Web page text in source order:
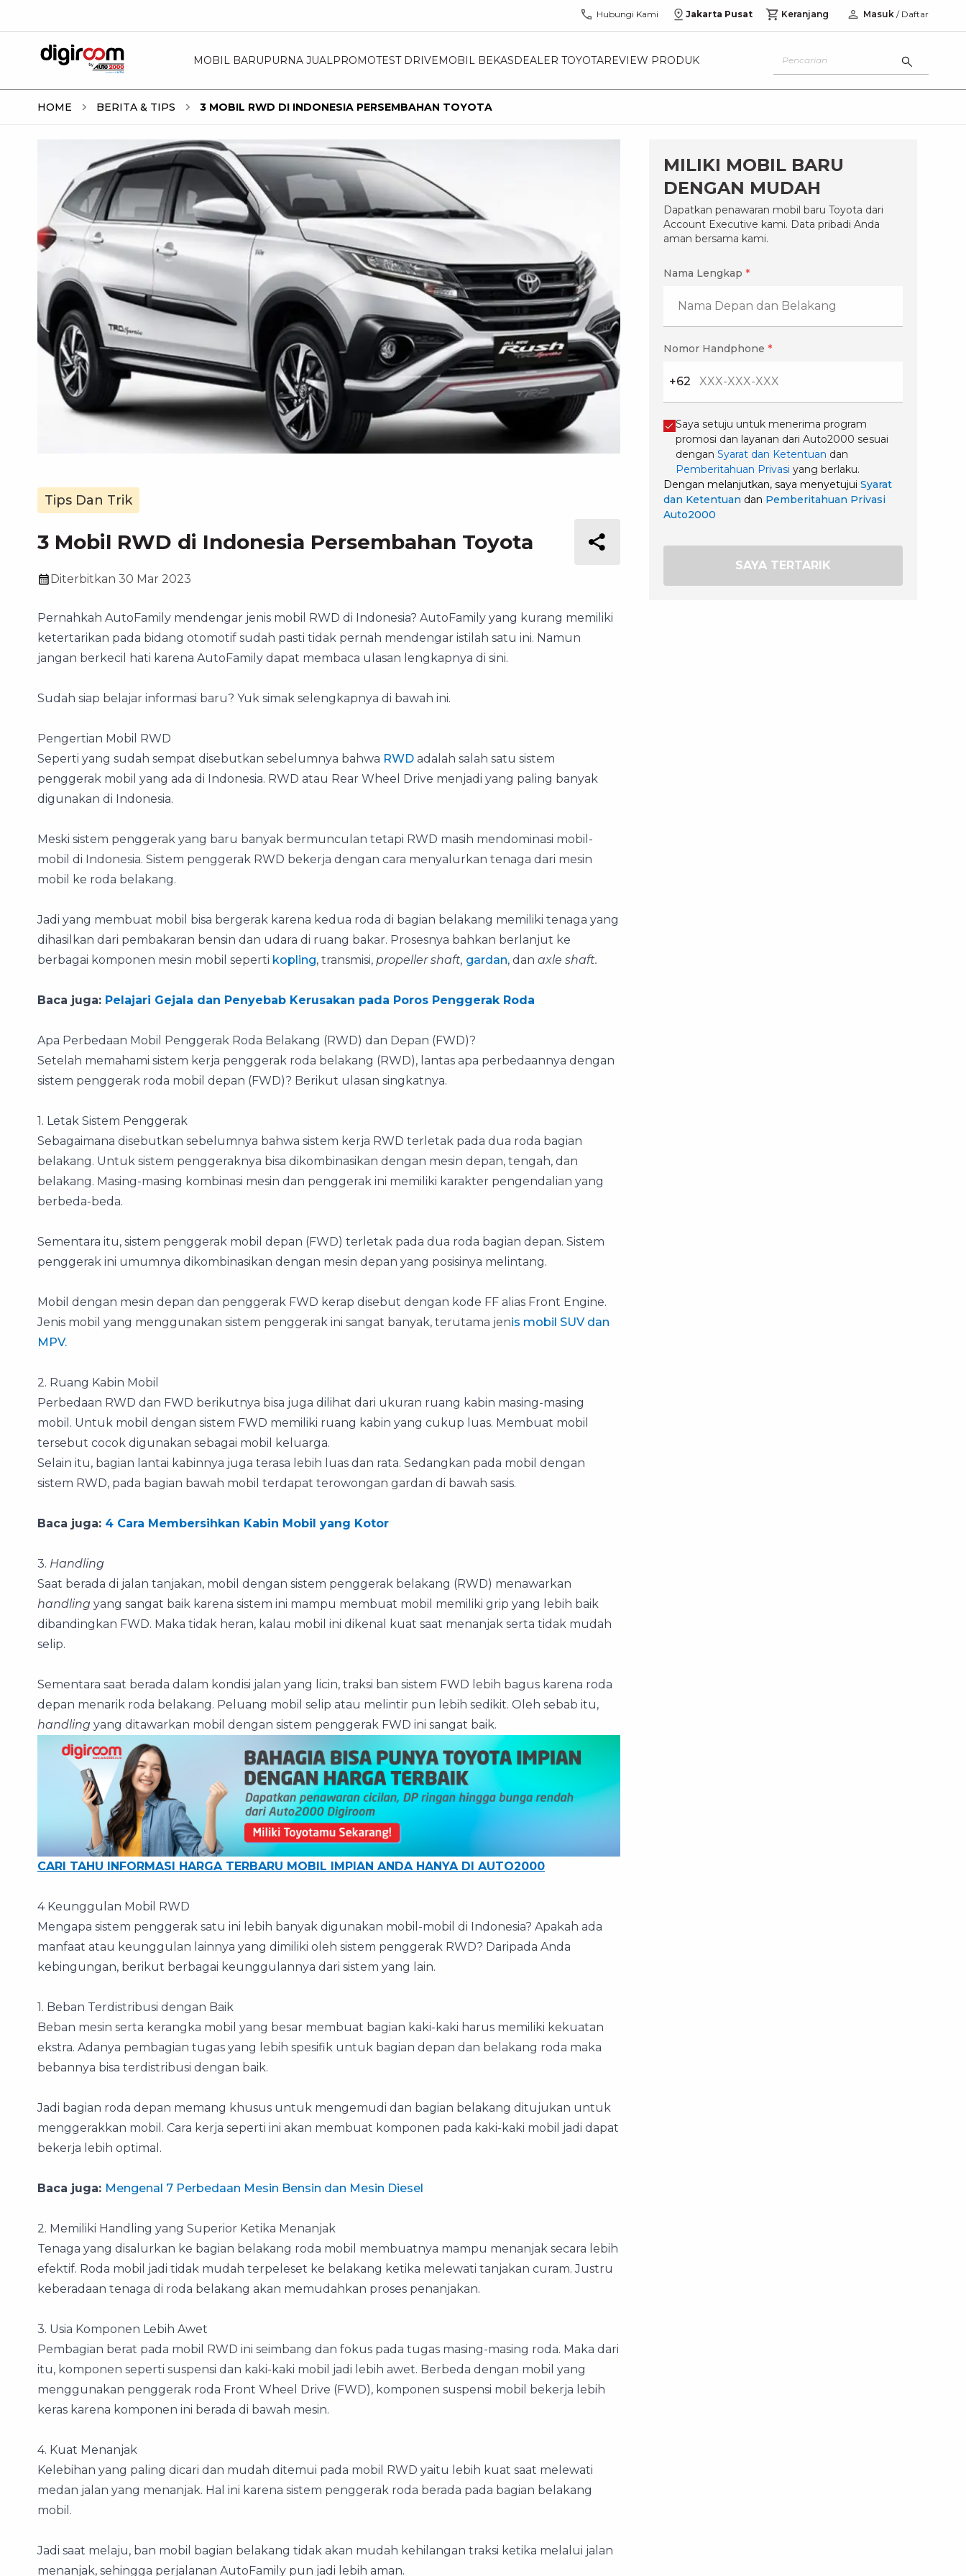
Hubungi Kami Jakarta Pusat Keranjang Masuk / Daftar
MOBIL BARUPURNA JUAL PROMOTEST DRIVEMOBIL BEKASDEALER TOYOTAREVIEW PRODUK
HOME BERITA & TIPS 3 MOBIL RWD DI INDONESIA PERSEMBAHAN TOYOTA
Tips Dan Trik
3 Mobil RWD di Indonesia Persembahan Toyota
Diterbitkan 30 Mar 2023
Pernahkah AutoFamily mendengar jenis mobil RWD di Indonesia? AutoFamily yang kurang memiliki
ketertarikan pada bidang otomotif sudah pasti tidak pernah mendengar istilah satu ini. Namun
jangan berkecil hati karena AutoFamily dapat membaca ulasan lengkapnya di sini.
Sudah siap belajar informasi baru? Yuk simak selengkapnya di bawah ini.
Pengertian Mobil RWD
Seperti yang sudah sempat disebutkan sebelumnya bahwa RWD adalah salah satu sistem
penggerak mobil yang ada di Indonesia. RWD atau Rear Wheel Drive menjadi yang paling banyak
digunakan di Indonesia.
Meski sistem penggerak yang baru banyak bermunculan tetapi RWD masih mendominasi mobil-
mobil di Indonesia. Sistem penggerak RWD bekerja dengan cara menyalurkan tenaga dari mesin
mobil ke roda belakang.
Jadi yang membuat mobil bisa bergerak karena kedua roda di bagian belakang memiliki tenaga yang
dihasilkan dari pembakaran bensin dan udara di ruang bakar. Prosesnya bahkan berlanjut ke
berbagai komponen mesin mobil seperti kopling, transmisi, propeller shaft, gardan, dan axle shaft.
Baca juga: Pelajari Gejala dan Penyebab Kerusakan pada Poros Penggerak Roda
Apa Perbedaan Mobil Penggerak Roda Belakang (RWD) dan Depan (FWD)?
Setelah memahami sistem kerja penggerak roda belakang (RWD), lantas apa perbedaannya dengan
sistem penggerak roda mobil depan (FWD)? Berikut ulasan singkatnya.
1. Letak Sistem Penggerak
Sebagaimana disebutkan sebelumnya bahwa sistem kerja RWD terletak pada dua roda bagian
belakang. Untuk sistem penggeraknya bisa dikombinasikan dengan mesin depan, tengah, dan
belakang. Masing-masing kombinasi mesin dan penggerak ini memiliki karakter pengendalian yang
berbeda-beda.
Sementara itu, sistem penggerak mobil depan (FWD) terletak pada dua roda bagian depan. Sistem
penggerak ini umumnya dikombinasikan dengan mesin depan yang posisinya melintang.
Mobil dengan mesin depan dan penggerak FWD kerap disebut dengan kode FF alias Front Engine.
Jenis mobil yang menggunakan sistem penggerak ini sangat banyak, terutama jenis mobil SUV dan
MPV.
2. Ruang Kabin Mobil
Perbedaan RWD dan FWD berikutnya bisa juga dilihat dari ukuran ruang kabin masing-masing
mobil. Untuk mobil dengan sistem FWD memiliki ruang kabin yang cukup luas. Membuat mobil
tersebut cocok digunakan sebagai mobil keluarga.
Selain itu, bagian lantai kabinnya juga terasa lebih luas dan rata. Sedangkan pada mobil dengan
sistem RWD, pada bagian bawah mobil terdapat terowongan gardan di bawah sasis.
Baca juga: 4 Cara Membersihkan Kabin Mobil yang Kotor
3. Handling
Saat berada di jalan tanjakan, mobil dengan sistem penggerak belakang (RWD) menawarkan
handling yang sangat baik karena sistem ini mampu membuat mobil memiliki grip yang lebih baik
dibandingkan FWD. Maka tidak heran, kalau mobil ini dikenal kuat saat menanjak serta tidak mudah
selip.
Sementara saat berada dalam kondisi jalan yang licin, traksi ban sistem FWD lebih bagus karena roda
depan menarik roda belakang. Peluang mobil selip atau melintir pun lebih sedikit. Oleh sebab itu,
handling yang ditawarkan mobil dengan sistem penggerak FWD ini sangat baik.
CARI TAHU INFORMASI HARGA TERBARU MOBIL IMPIAN ANDA HANYA DI AUTO2000
4 Keunggulan Mobil RWD
Mengapa sistem penggerak satu ini lebih banyak digunakan mobil-mobil di Indonesia? Apakah ada
manfaat atau keunggulan lainnya yang dimiliki oleh sistem penggerak RWD? Daripada Anda
kebingungan, berikut berbagai keunggulannya dari sistem yang lain.
1. Beban Terdistribusi dengan Baik
Beban mesin serta kerangka mobil yang besar membuat bagian kaki-kaki harus memiliki kekuatan
ekstra. Adanya pembagian tugas yang lebih spesifik untuk bagian depan dan belakang roda maka
bebannya bisa terdistribusi dengan baik.
Jadi bagian roda depan memang khusus untuk mengemudi dan bagian belakang ditujukan untuk
menggerakkan mobil. Cara kerja seperti ini akan membuat komponen pada kaki-kaki mobil jadi dapat
bekerja lebih optimal.
Baca juga: Mengenal 7 Perbedaan Mesin Bensin dan Mesin Diesel
2. Memiliki Handling yang Superior Ketika Menanjak
Tenaga yang disalurkan ke bagian belakang roda mobil membuatnya mampu menanjak secara lebih
efektif. Roda mobil jadi tidak mudah terpeleset ke belakang ketika melewati tanjakan curam. Justru
keberadaan tenaga di roda belakang akan memudahkan proses penanjakan.
3. Usia Komponen Lebih Awet
Pembagian berat pada mobil RWD ini seimbang dan fokus pada tugas masing-masing roda. Maka dari
itu, komponen seperti suspensi dan kaki-kaki mobil jadi lebih awet. Berbeda dengan mobil yang
menggunakan penggerak roda Front Wheel Drive (FWD), komponen suspensi mobil bekerja lebih
keras karena komponen ini berada di bawah mesin.
4. Kuat Menanjak
Kelebihan yang paling dicari dan mudah ditemui pada mobil RWD yaitu lebih kuat saat melewati
medan jalan yang menanjak. Hal ini karena sistem penggerak roda berada pada bagian belakang
mobil.
Jadi saat melaju, ban mobil bagian belakang tidak akan mudah kehilangan traksi ketika melalui jalan
menanjak, sehingga perjalanan AutoFamily pun jadi lebih aman.
MILIKI MOBIL BARU
DENGAN MUDAH
Dapatkan penawaran mobil baru Toyota dari
Account Executive kami. Data pribadi Anda
aman bersama kami.
Nama Lengkap *
Nomor Handphone *
+62
Saya setuju untuk menerima program
promosi dan layanan dari Auto2000 sesuai
dengan Syarat dan Ketentuan dan
Pemberitahuan Privasi yang berlaku.
Dengan melanjutkan, saya menyetujui Syarat
dan Ketentuan dan Pemberitahuan Privasi
Auto2000
SAYA TERTARIK